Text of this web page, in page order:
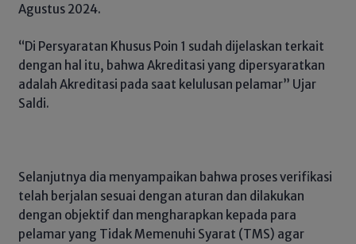
Agustus 2024.
“Di Persyaratan Khusus Poin 1 sudah dijelaskan terkait
dengan hal itu, bahwa Akreditasi yang dipersyaratkan
adalah Akreditasi pada saat kelulusan pelamar” Ujar
Saldi.
Selanjutnya dia menyampaikan bahwa proses verifikasi
telah berjalan sesuai dengan aturan dan dilakukan
dengan objektif dan mengharapkan kepada para
pelamar yang Tidak Memenuhi Syarat (TMS) agar